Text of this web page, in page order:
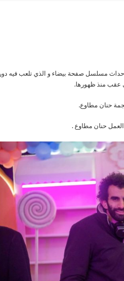
قلع
الحجر
مغلقة
مسلسل صفحة بيضاء و الذي تلعب فيه دور
عقب منذ ظهورها.
حنان مطاوع.
حنان مطاوع .